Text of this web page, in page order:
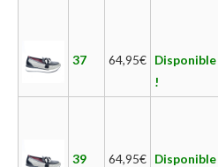
37 64,95€ Disponible
!
39 64,95€ Disponible